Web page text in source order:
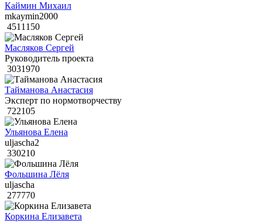
Каймин Михаил
mkaymin2000
4511150
Масляков Сергей
Руководитель проекта
3031970
Тайманова Анастасия
Эксперт по нормотворчеству
722105
Ульянова Елена
uljascha2
330210
Фольшина Лёля
uljascha
277770
Коркина Елизавета